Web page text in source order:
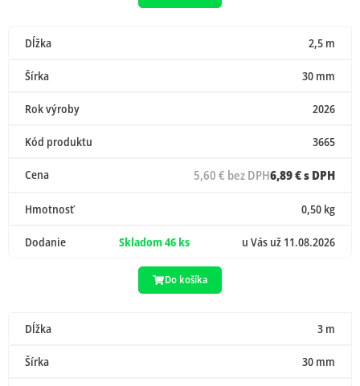
Dĺžka 2,5 m
Šírka 30 mm
Rok výroby 2026
Kód produktu 3665
Cena 6,89 € s DPH
5,60 € bez DPH
Hmotnosť 0,50 kg
Dodanie Skladom 46 ks u Vás už 11.08.2026
Do košíka
Dĺžka 3 m
Šírka 30 mm